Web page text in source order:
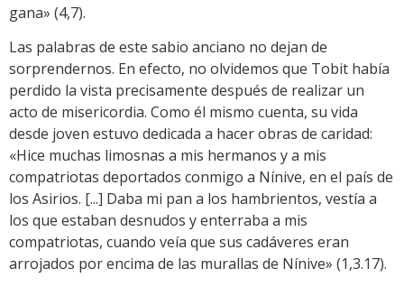
gana» (4,7).
Las palabras de este sabio anciano no dejan de
sorprendernos. En efecto, no olvidemos que Tobit había
perdido la vista precisamente después de realizar un
acto de misericordia. Como él mismo cuenta, su vida
desde joven estuvo dedicada a hacer obras de caridad:
«Hice muchas limosnas a mis hermanos y a mis
compatriotas deportados conmigo a Nínive, en el país de
los Asirios. [...] Daba mi pan a los hambrientos, vestía a
los que estaban desnudos y enterraba a mis
compatriotas, cuando veía que sus cadáveres eran
arrojados por encima de las murallas de Nínive» (1,3.17).